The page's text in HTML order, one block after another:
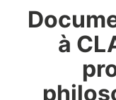
à